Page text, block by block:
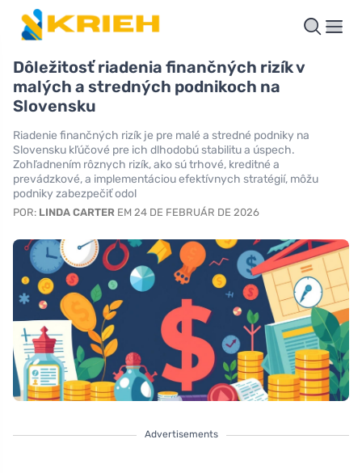
Dôležitosť riadenia finančných rizík v
malých a stredných podnikoch na
Slovensku
Riadenie finančných rizík je pre malé a stredné podniky na
Slovensku kľúčové pre ich dlhodobú stabilitu a úspech.
Zohľadnením rôznych rizík, ako sú trhové, kreditné a
prevádzkové, a implementáciou efektívnych stratégií, môžu
podniky zabezpečiť odol
POR: LINDA CARTER EM 24 DE FEBRUÁR DE 2026
Advertisements